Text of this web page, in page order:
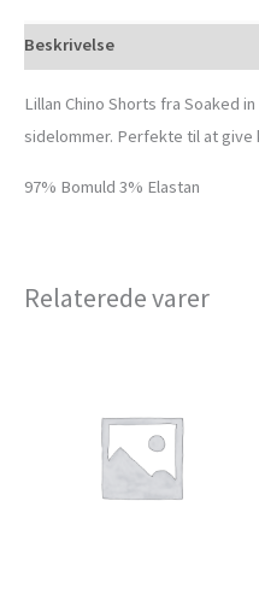
Beskrivelse
Lillan Chino Shorts fra Soaked
sidelommer. Perfekte til at give
97% Bomuld 3% Elastan
Relaterede varer